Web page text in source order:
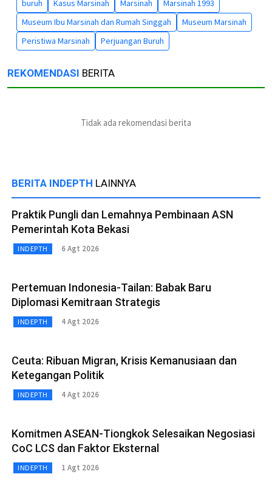
buruh Kasus Marsinah Marsinah
Marsinah 1993
Museum Ibu Marsinah dan Rumah Singgah
Museum Marsinah
Peristiwa Marsinah
Perjuangan Buruh
REKOMENDASI BERITA
Tidak ada rekomendasi berita
BERITA INDEPTH LAINNYA
Praktik Pungli dan Lemahnya Pembinaan ASN
Pemerintah Kota Bekasi
INDEPTH 6 Agt 2026
Pertemuan Indonesia-Tailan: Babak Baru
Diplomasi Kemitraan Strategis
INDEPTH 4 Agt 2026
Ceuta: Ribuan Migran, Krisis Kemanusiaan dan
Ketegangan Politik
INDEPTH 4 Agt 2026
Komitmen ASEAN-Tiongkok Selesaikan Negosiasi
CoC LCS dan Faktor Eksternal
INDEPTH 1 Agt 2026